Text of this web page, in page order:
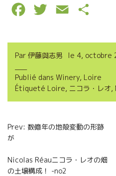
c
b
o
i
t
e
a
l
r
a
g
Par 伊藤與志男 le 4, octobre
Publié dans Winery, Loire
Étiqueté Loire, ニコラ・レオ,
Navigation
de
l’article
Prev: 数億年の地殻変動の形跡
が
Nicolas Réauニコラ・レオの畑
の土壌構成！ -no2